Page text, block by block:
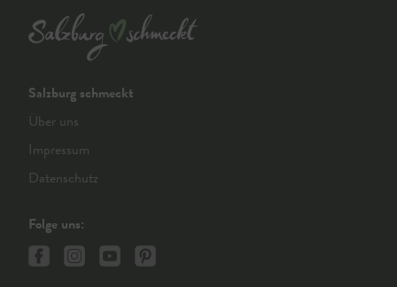
Salzburg schmeckt
Über uns
Impressum
Datenschutz
Folge uns: